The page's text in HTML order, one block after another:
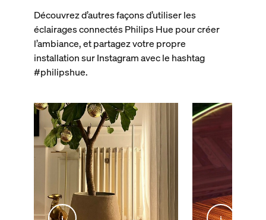
Découvrez d’autres façons d’utiliser les
éclairages connectés Philips Hue pour créer
l’ambiance, et partagez votre propre
installation sur Instagram avec le hashtag
#philipshue.